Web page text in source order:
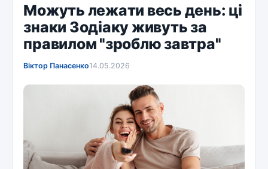
Можуть лежати весь день: ці
знаки Зодіаку живуть за
правилом "зроблю завтра"
Віктор Панасенко14.05.2026